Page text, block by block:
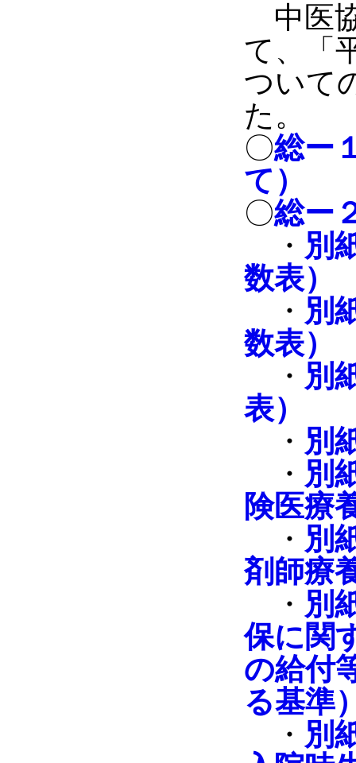
中医
て、「
ついて
た。
〇総ー
て）
〇総ー
・ 別
数表）
・ 別
数表）
・ 別
表）
・ 別
・ 別
険医療
・ 別
剤師療
・ 別
保に関
の給付
る基準
・ 別